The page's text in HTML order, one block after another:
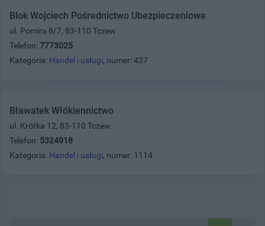
Blok Wojciech Pośrednictwo Ubezpieczeniowe
ul. Pomira 8/7, 83-110 Tczew
Telefon: 7773025
Kategoria: Handel i usługi, numer: 437
Bławatek Włókiennictwo
ul. Krótka 12, 83-110 Tczew
Telefon: 5324918
Kategoria: Handel i usługi, numer: 1114